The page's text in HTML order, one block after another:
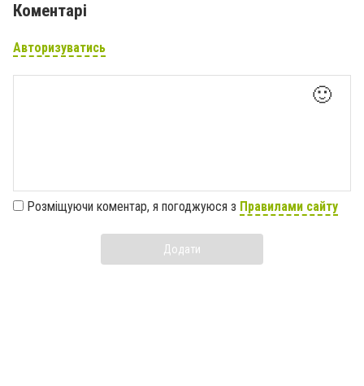
Коментарі
Авторизуватись
🙂
Розміщуючи коментар, я погоджуюся з Правилами сайту
Додати